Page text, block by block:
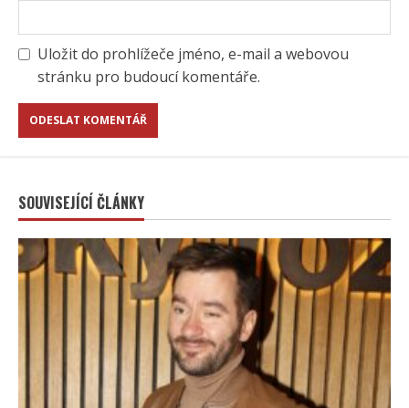
Uložit do prohlížeče jméno, e-mail a webovou
stránku pro budoucí komentáře.
SOUVISEJÍCÍ ČLÁNKY